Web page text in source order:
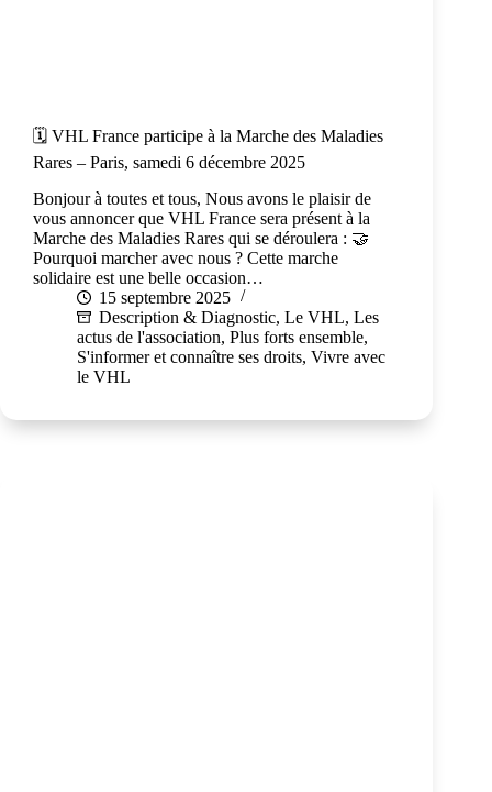
🗓️ VHL France participe à la Marche des Maladies
Rares – Paris, samedi 6 décembre 2025
Bonjour à toutes et tous, Nous avons le plaisir de
vous annoncer que VHL France sera présent à la
Marche des Maladies Rares qui se déroulera : 🤝
Pourquoi marcher avec nous ? Cette marche
solidaire est une belle occasion…
15 septembre 2025
Description & Diagnostic, Le VHL, Les
actus de l'association, Plus forts ensemble,
S'informer et connaître ses droits, Vivre avec
le VHL